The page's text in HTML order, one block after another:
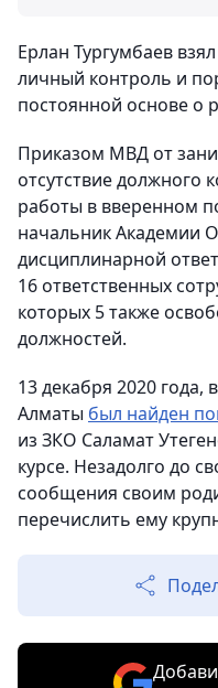
Ерлан Тургумбаев
личный контроль и
постоянной основе о
Приказом МВД от
отсутствие должного
работы в вверенном
начальник Академии
дисциплинарной
16 ответственных
которых 5 также
должностей.
13 декабря 2020
Алматы был найден
из ЗКО Саламат
курсе. Незадолго до
сообщения своим
перечислить ему